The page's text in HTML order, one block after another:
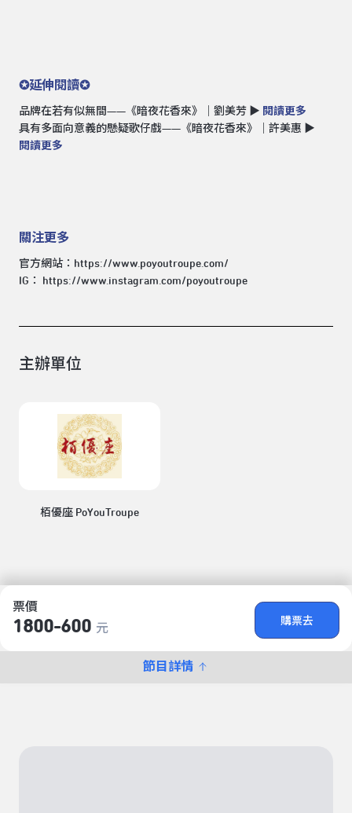
票價
1800-600 元
購票去
節目詳情
✪延伸閱讀✪
品牌在若有似無間——《暗夜花香來》｜劉美芳 ▶︎ 閱讀更多
具有多面向意義的懸疑歌仔戲——《暗夜花香來》｜許美惠 ▶︎
閱讀更多
關注更多
官方網站： https://www.poyoutroupe.com/
IG： https://www.instagram.com/poyoutroupe
主辦單位
栢優座 PoYouTroupe